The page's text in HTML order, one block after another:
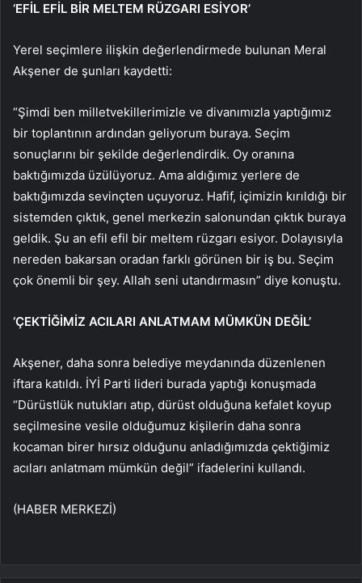
‘EFİL EFİL BİR MELTEM RÜZGARI ESİYOR’
Yerel seçimlere ilişkin değerlendirmede bulunan Meral
Akşener de şunları kaydetti:
“Şimdi ben milletvekillerimizle ve divanımızla yaptığımız
bir toplantının ardından geliyorum buraya. Seçim
sonuçlarını bir şekilde değerlendirdik. Oy oranına
baktığımızda üzülüyoruz. Ama aldığımız yerlere de
baktığımızda sevinçten uçuyoruz. Hafif, içimizin kırıldığı bir
sistemden çıktık, genel merkezin salonundan çıktık buraya
geldik. Şu an efil efil bir meltem rüzgarı esiyor. Dolayısıyla
nereden bakarsan oradan farklı görünen bir iş bu. Seçim
çok önemli bir şey. Allah seni utandırmasın” diye konuştu.
‘ÇEKTİĞİMİZ ACILARI ANLATMAM MÜMKÜN DEĞİL’
Akşener, daha sonra belediye meydanında düzenlenen
iftara katıldı. İYİ Parti lideri burada yaptığı konuşmada
“Dürüstlük nutukları atıp, dürüst olduğuna kefalet koyup
seçilmesine vesile olduğumuz kişilerin daha sonra
kocaman birer hırsız olduğunu anladığımızda çektiğimiz
acıları anlatmam mümkün değil” ifadelerini kullandı.
(HABER MERKEZİ)